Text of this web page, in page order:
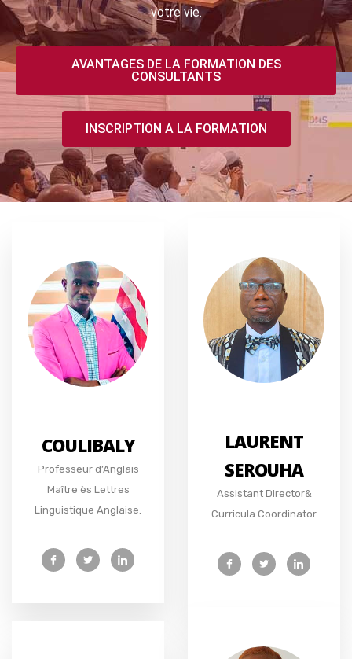
votre vie.
AVANTAGES DE LA FORMATION DES
CONSULTANTS
INSCRIPTION A LA FORMATION
COULIBALY
Professeur d’Anglais
Maître ès Lettres
Linguistique Anglaise.
LAURENT
SEROUHA
Assistant Director&
Curricula Coordinator